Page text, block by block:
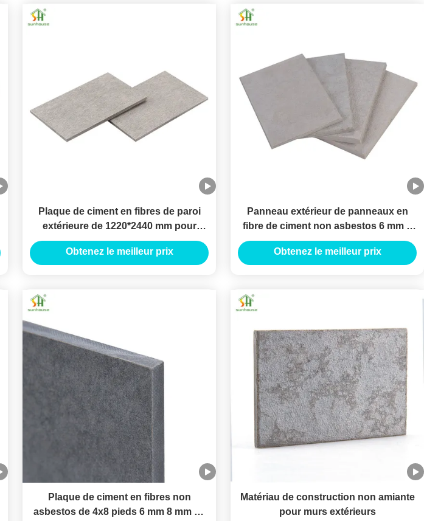
Plaque de ciment en fibres de paroi
extérieure de 1220*2440 mm pour
murs durables
Obtenez le meilleur prix
Panneau extérieur de panneaux en
fibre de ciment non asbestos 6 mm 8
mm 12 mm
Obtenez le meilleur prix
Plaque de ciment en fibres non
asbestos de 4x8 pieds 6 mm 8 mm 10
Matériau de construction non amiante
pour murs extérieurs